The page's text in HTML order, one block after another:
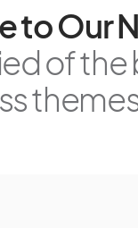
to Our
of the